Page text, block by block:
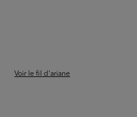
Voir le fil d'ariane